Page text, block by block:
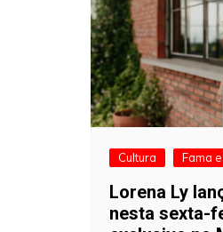
Cultura Fama
Lorena Ly
nesta sexta-